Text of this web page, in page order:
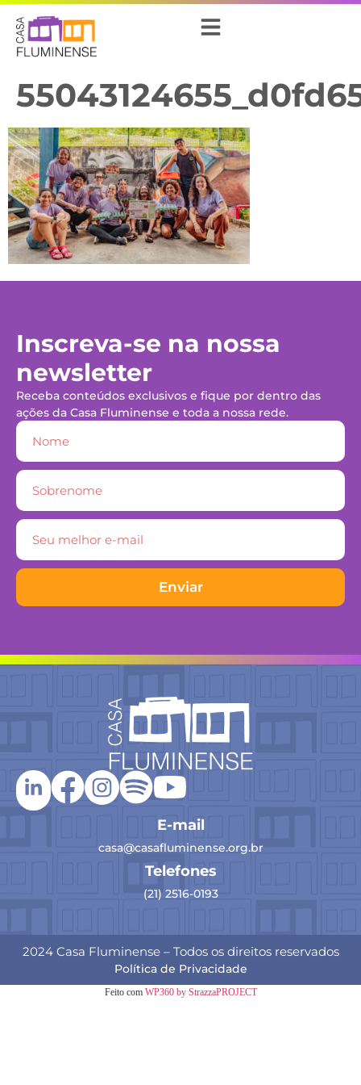
Inscreva-se na nossa
newsletter
Receba conteúdos exclusivos e fique por dentro das
ações da Casa Fluminense e toda a nossa rede.
Enviar
E-mail
casa@casafluminense.org.br
Telefones
(21) 2516-0193
2024 Casa Fluminense – Todos os direitos reservados
Política de Privacidade
Feito com WP360 by StrazzaPROJECT